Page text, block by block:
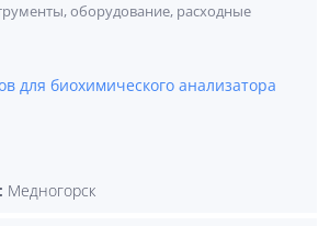
оборудование, расходные
для биохимического анализатора
Медногорск